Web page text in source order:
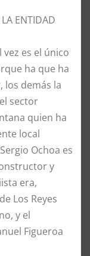
ENTIDAD
es el único
ha que ha
los demás la
sector
quien ha
local
Ochoa es
y
era,
Los Reyes
y el
Figueroa